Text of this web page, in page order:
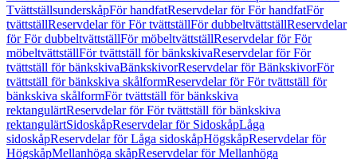
TvättställsunderskåpFör handfatReservdelar för För handfatFör
tvättställReservdelar för För tvättställFör dubbeltvättställReservdelar
för För dubbeltvättställFör möbeltvättställReservdelar för För
möbeltvättställFör tvättställ för bänkskivaReservdelar för För
tvättställ för bänkskivaBänkskivorReservdelar för BänkskivorFör
tvättställ för bänkskiva skålformReservdelar för För tvättställ för
bänkskiva skålformFör tvättställ för bänkskiva
rektangulärtReservdelar för För tvättställ för bänkskiva
rektangulärtSidoskåpReservdelar för SidoskåpLåga
sidoskåpReservdelar för Låga sidoskåpHögskåpReservdelar för
HögskåpMellanhöga skåpReservdelar för Mellanhöga